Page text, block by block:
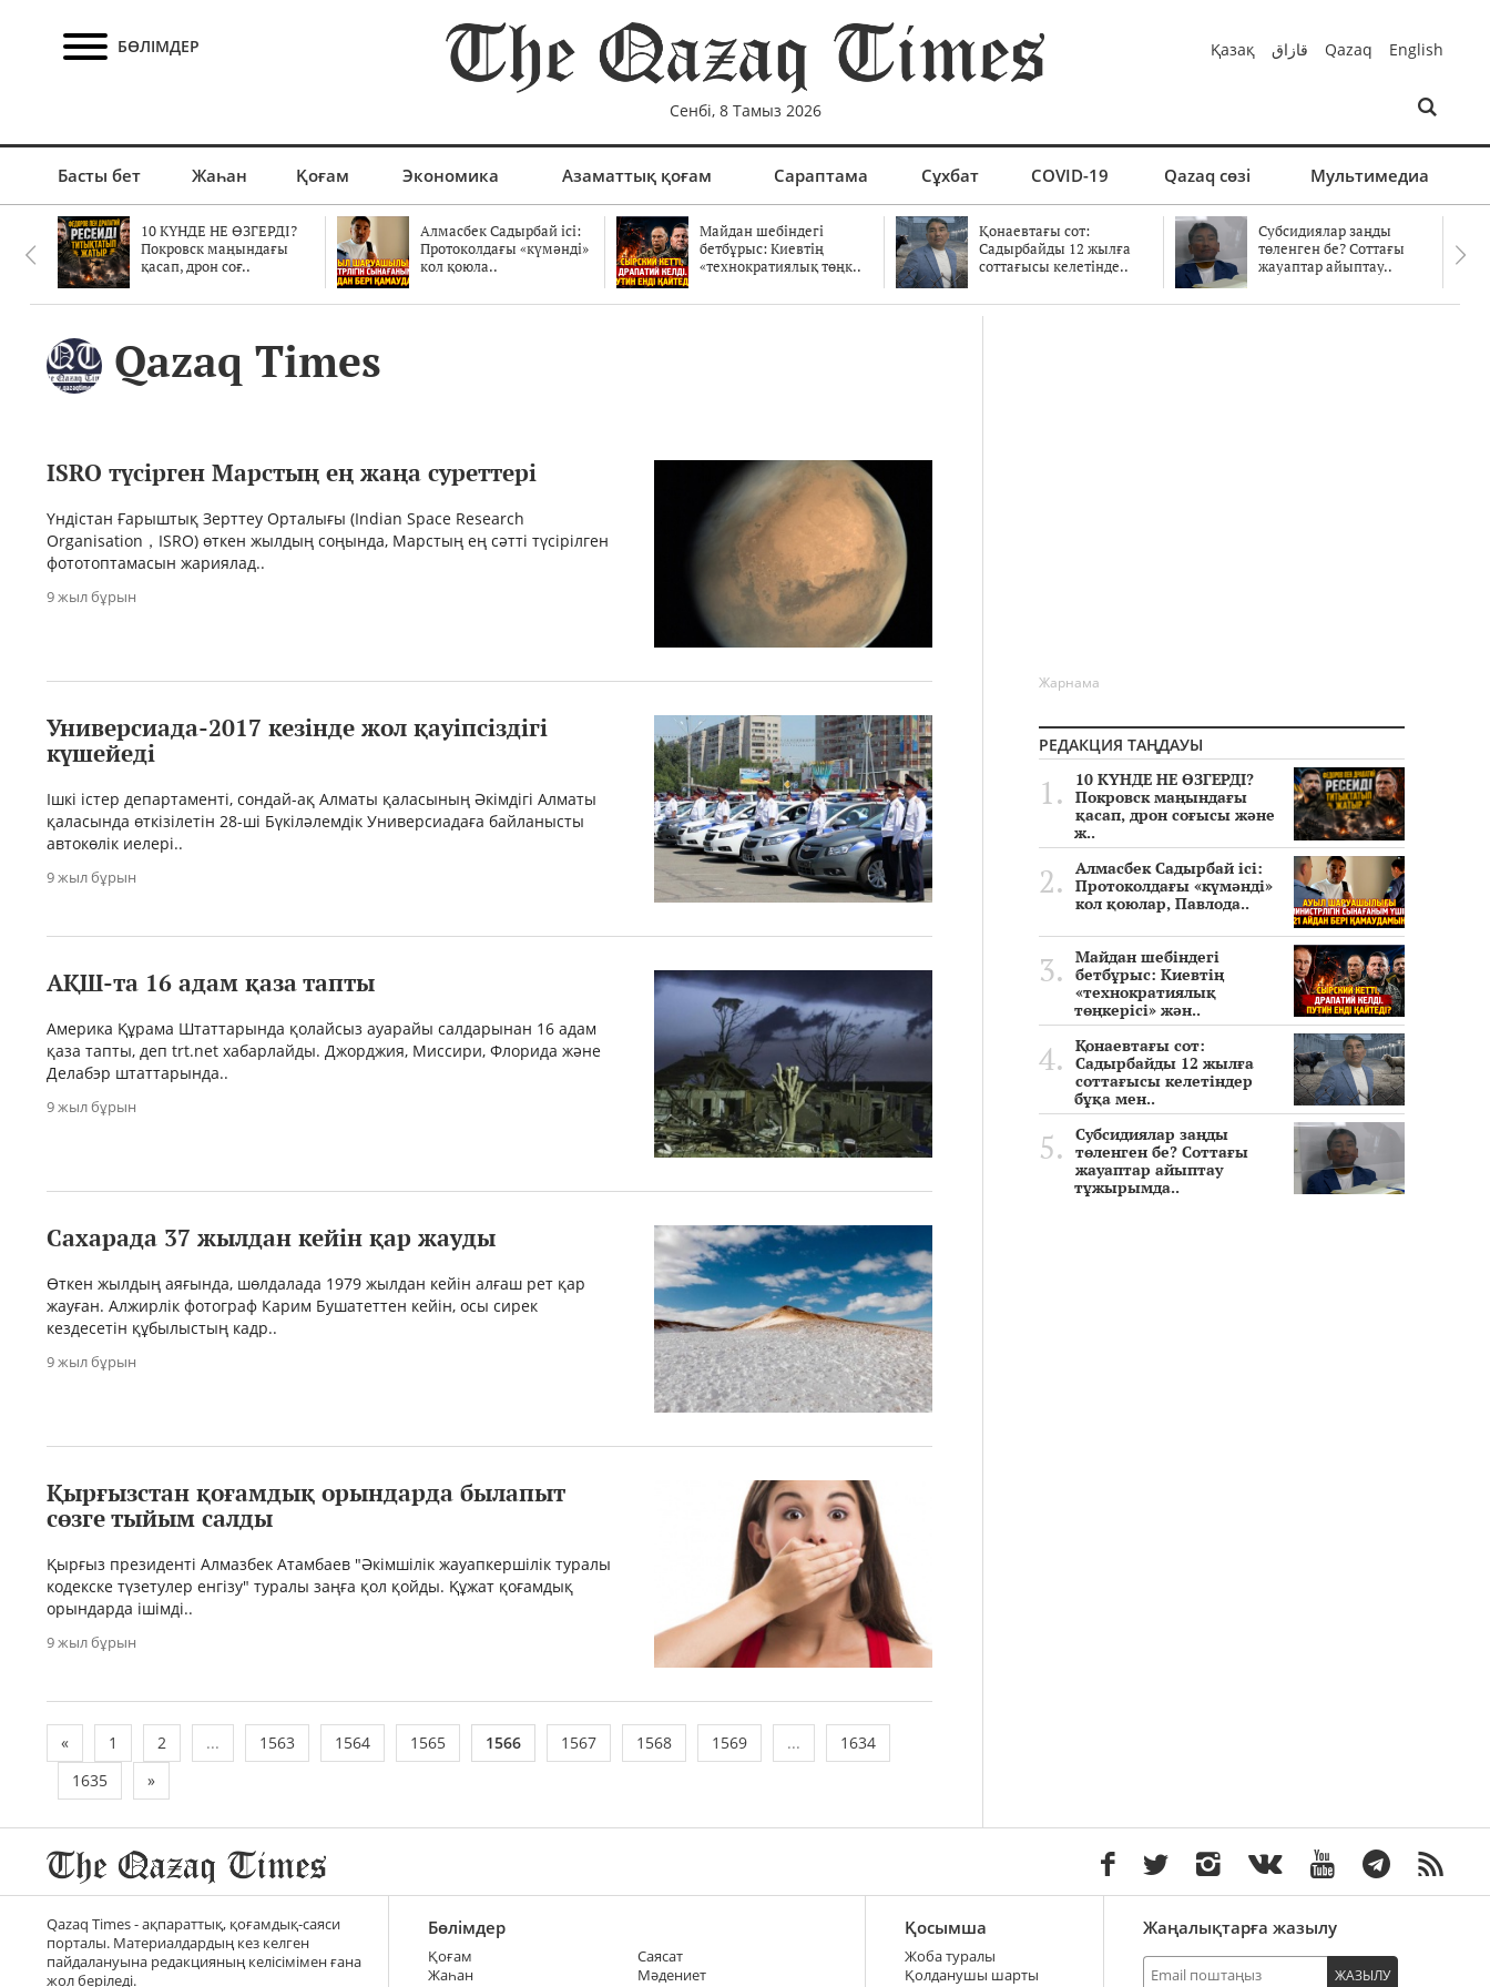
БӨЛІМДЕР
Сенбі, 8 Тамыз 2026
Қазақ قازاق Qazaq English
Басты бет Жаһан Қоғам Экономика Азаматтық қоғам Сараптама Сұхбат COVID-19 Qazaq сөзі Мультимедиа
10 КҮНДЕ НЕ ӨЗГЕРДІ?
Покровск маңындағы
қасап, дрон соғ..
Алмасбек Садырбай ісі:
Протоколдағы «күмәнді»
кол қоюла..
Майдан шебіндегі
бетбұрыс: Киевтің
«технократиялық төңк..
Қонаевтағы сот:
Садырбайды 12 жылға
соттағысы келетінде..
Субсидиялар заңды
төленген бе? Соттағы
жауаптар айыптау..
Qazaq Times
ISRO түсірген Марстың ең жаңа суреттері
Үндістан Ғарыштық Зерттеу Орталығы (Indian Space Research
Organisation，ISRO) өткен жылдың соңында, Марстың ең сәтті түсірілген
фототоптамасын жариялад..
9 жыл бұрын
Универсиада-2017 кезінде жол қауіпсіздігі
күшейеді
Ішкі істер департаменті, сондай-ақ Алматы қаласының Әкімдігі Алматы
қаласында өткізілетін 28-ші Бүкіләлемдік Универсиадаға байланысты
автокөлік иелері..
9 жыл бұрын
АҚШ-та 16 адам қаза тапты
Америка Құрама Штаттарында қолайсыз ауарайы салдарынан 16 адам
қаза тапты, деп trt.net хабарлайды. Джорджия, Миссири, Флорида және
Делабэр штаттарында..
9 жыл бұрын
Сахарада 37 жылдан кейін қар жауды
Өткен жылдың аяғында, шөлдалада 1979 жылдан кейін алғаш рет қар
жауған. Алжирлік фотограф Карим Бушатеттен кейін, осы сирек
кездесетін құбылыстың кадр..
9 жыл бұрын
Қырғызстан қоғамдық орындарда былапыт
сөзге тыйым салды
Қырғыз президенті Алмазбек Атамбаев "Әкімшілік жауапкершілік туралы
кодекске түзетулер енгізу" туралы заңға қол қойды. Құжат қоғамдық
орындарда ішімді..
9 жыл бұрын
« 1 2 ... 1563 1564 1565 1566 1567 1568 1569 ...
1634
1635
»
Жарнама
РЕДАКЦИЯ ТАҢДАУЫ
10 КҮНДЕ НЕ ӨЗГЕРДІ?
Покровск маңындағы
қасап, дрон соғысы және
ж..
Алмасбек Садырбай ісі:
Протоколдағы «күмәнді»
кол қоюлар, Павлода..
Майдан шебіндегі
бетбұрыс: Киевтің
«технократиялық
төңкерісі» жән..
Қонаевтағы сот:
Садырбайды 12 жылға
соттағысы келетіндер
бұқа мен..
Субсидиялар заңды
төленген бе? Соттағы
жауаптар айыптау
тұжырымда..
Qazaq Times - ақпараттық, қоғамдық-саяси
порталы. Материалдардың кез келген
пайдалануына редакцияның келісімімен ғана
жол беріледі.
Бөлімдер
Қоғам
Жаһан
Саясат
Мәдениет
Қосымша
Жоба туралы
Қолданушы шарты
Жаңалықтарға жазылу
ЖАЗЫЛУ